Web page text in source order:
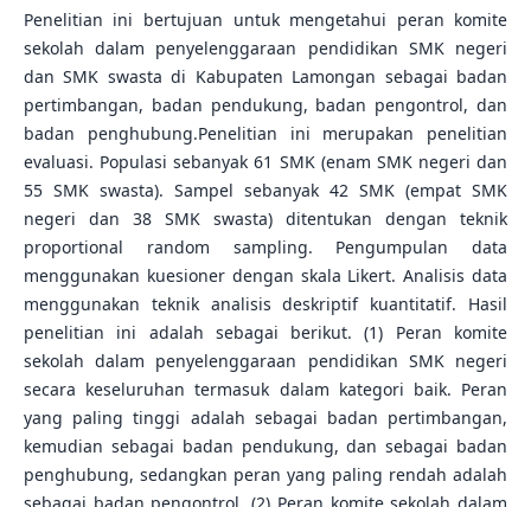
Penelitian ini bertujuan untuk mengetahui peran komite
sekolah dalam penyelenggaraan pendidikan SMK negeri
dan SMK swasta di Kabupaten Lamongan sebagai badan
pertimbangan, badan pendukung, badan pengontrol, dan
badan penghubung.Penelitian ini merupakan penelitian
evaluasi. Populasi sebanyak 61 SMK (enam SMK negeri dan
55 SMK swasta). Sampel sebanyak 42 SMK (empat SMK
negeri dan 38 SMK swasta) ditentukan dengan teknik
proportional random sampling. Pengumpulan data
menggunakan kuesioner dengan skala Likert. Analisis data
menggunakan teknik analisis deskriptif kuantitatif. Hasil
penelitian ini adalah sebagai berikut. (1) Peran komite
sekolah dalam penyelenggaraan pendidikan SMK negeri
secara keseluruhan termasuk dalam kategori baik. Peran
yang paling tinggi adalah sebagai badan pertimbangan,
kemudian sebagai badan pendukung, dan sebagai badan
penghubung, sedangkan peran yang paling rendah adalah